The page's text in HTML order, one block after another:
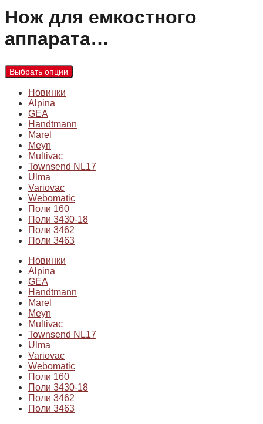
Нож для емкостного
аппарата…
Выбрать опции
Новинки
Alpina
GEA
Handtmann
Marel
Meyn
Multivac
Townsend NL17
Ulma
Variovac
Webomatic
Поли 160
Поли 3430-18
Поли 3462
Поли 3463
Новинки
Alpina
GEA
Handtmann
Marel
Meyn
Multivac
Townsend NL17
Ulma
Variovac
Webomatic
Поли 160
Поли 3430-18
Поли 3462
Поли 3463